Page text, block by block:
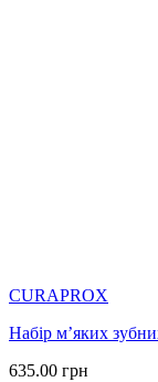
CURAPROX
Набір м’яких
635.00 грн